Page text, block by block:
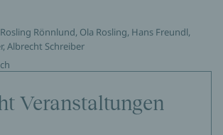
Rönnlund, Ola Rosling, Hans Freundl,
Albrecht Schreiber
Veranstaltungen